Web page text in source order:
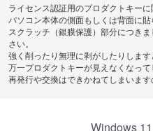
ライセンス認証用のプロダクトキーに
パソコン本体の側面もしくは背面に貼
スクラッチ（銀膜保護）部分につき
さい。
強く削ったり無理に剥がしたりします
万一プロダクトキーが見えなくなっ
再発行や交換はできかねてしまいます
Windows